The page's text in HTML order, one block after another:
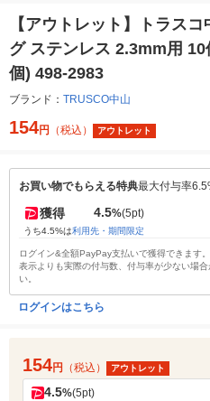
【アウトレット】トラス
グ ステンレス 2.3mm用
個) 498-2983
ブランド： TRUSCO中山
154円 （税込） アウトレット
お買い物でもらえる特典最大付与率
獲得 4.5%(5pt)
うち4.5%は利用先・期間限定
ログイン&全額PayPay支払いで獲得できます
表示よりも実際の付与数、付与率が少ない場
い。
ログインはこちら
154円 （税込） アウトレット
4.5%(5pt)